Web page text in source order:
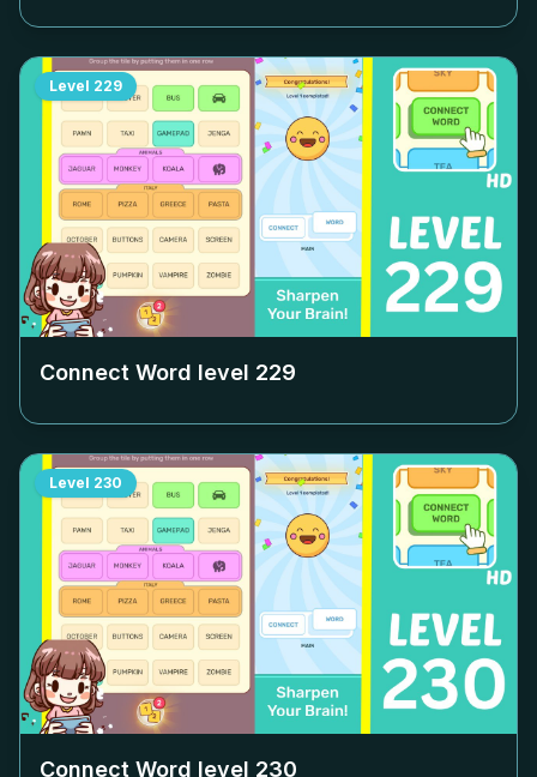
Level 229
Connect Word level 229
Level 230
Connect Word level 230